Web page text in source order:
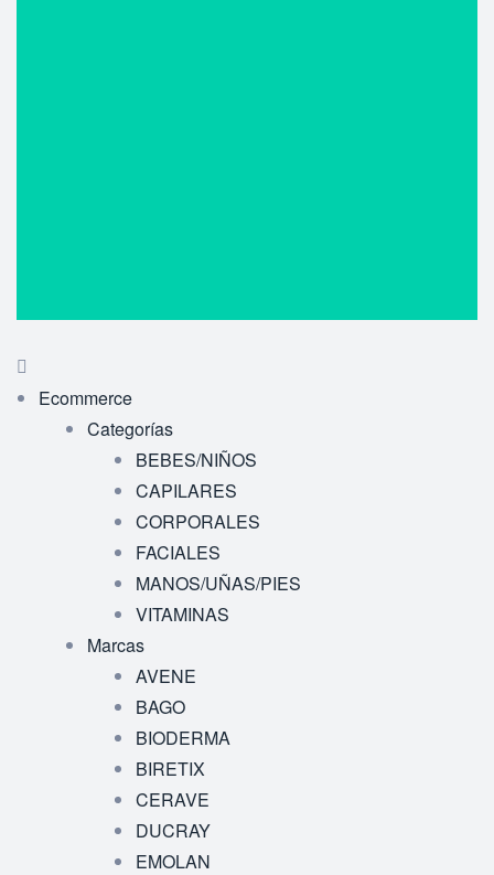
Ecommerce
Categorías
BEBES/NIÑOS
CAPILARES
CORPORALES
FACIALES
MANOS/UÑAS/PIES
VITAMINAS
Marcas
AVENE
BAGO
BIODERMA
BIRETIX
CERAVE
DUCRAY
EMOLAN